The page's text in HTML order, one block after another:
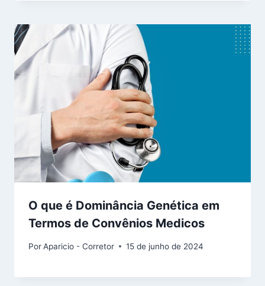
O que é Dominância Genética em
Termos de Convênios Medicos
PorAparicio - Corretor 15 de junho de 2024